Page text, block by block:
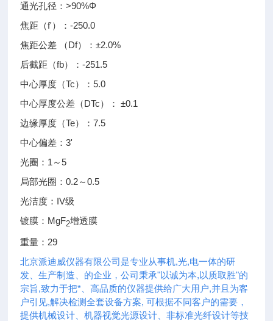
通光孔径：>90%Φ
焦距（f'）：-250.0
焦距公差 （Df）：±2.0%
后截距（fb）：-251.5
中心厚度（Tc）：5.0
中心厚度公差（DTc）： ±0.1
边缘厚度（Te）：7.5
中心偏差：3'
光圈：1～5
局部光圈：0.2～0.5
光洁度：IV级
镀膜：MgF2增透膜
重量：29
北京派迪威仪器有限公司是专业从事机,光,电一体的研
发、生产制造、的企业，公司秉承"以诚为本,以质取胜"的
宗旨,致力于把*、高品质的仪器提供给广大用户,并且为客
户引见,解决检测全套设备方案, 可根据不同客户的需要，
提供机械设计、机器视觉光源设计、非标准光纤设计等技